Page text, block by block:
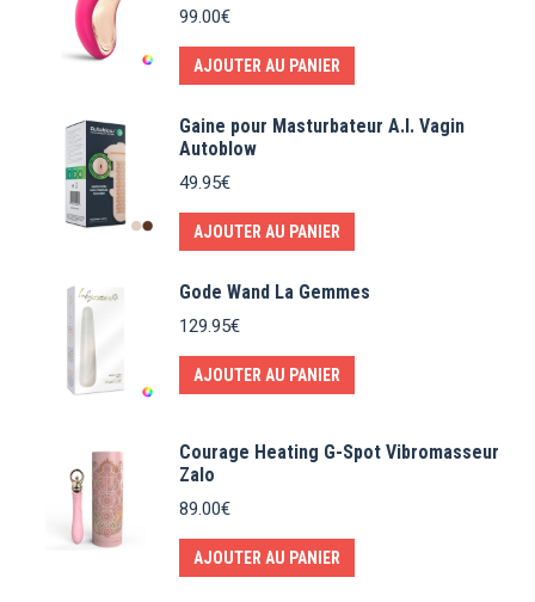
99.00€
AJOUTER AU PANIER
Gaine pour Masturbateur A.I. Vagin
Autoblow
49.95€
AJOUTER AU PANIER
Gode Wand La Gemmes
129.95€
AJOUTER AU PANIER
Courage Heating G-Spot Vibromasseur
Zalo
89.00€
AJOUTER AU PANIER